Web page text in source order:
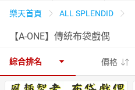
天天免運 美食蛋糕
居家生活 3C家電
樂天首頁 ALL SPLENDID
【A-ONE】傳統布袋戲偶
綜合排名 價格